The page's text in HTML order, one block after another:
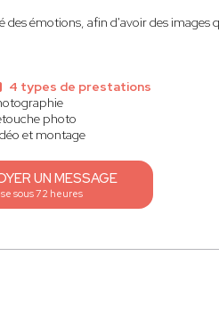
émotions, afin d'avoir des images
4 types de prestations
photo
et montage
UN MESSAGE
sous 72 heures